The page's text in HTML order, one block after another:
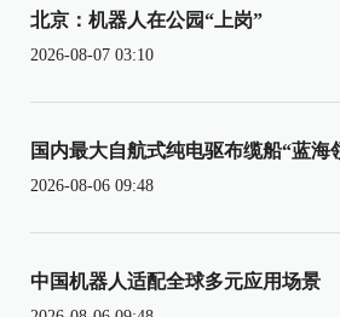
北京：机器人在公园“上岗”
2026-08-07 03:10
国内最大自航式纯电驱布缆船“蓝海
2026-08-06 09:48
中国机器人适配全球多元应用场景